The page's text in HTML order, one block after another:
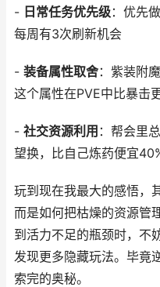
- 日常任务优先级：优先
每周有3次刷新机会
- 装备属性取舍：紫装附
这个属性在PVE中比暴击
- 社交资源利用 ：帮会里
望换，比自己炼药便宜
玩到现在我最大的感悟，
而是如何把枯燥的资源管
到活力不足的瓶颈时，不
发现更多隐藏玩法。毕竟
索完的奥秘。